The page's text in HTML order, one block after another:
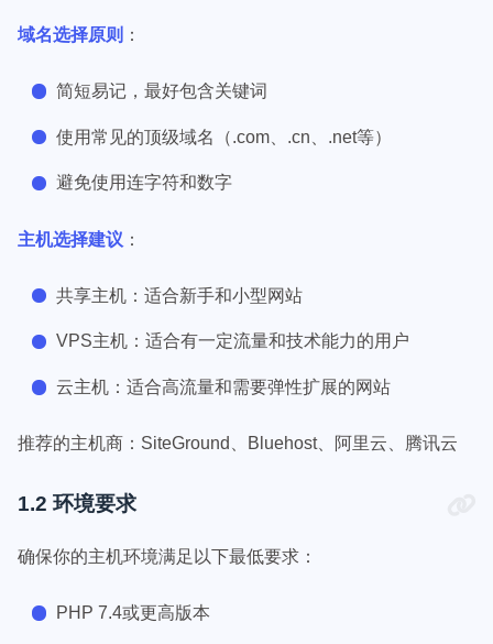
域名选择原则 ：
简短易记，最好包含关键词
使用常见的顶级域名（.com、.cn、.net等）
避免使用连字符和数字
主机选择建议 ：
共享主机：适合新手和小型网站
VPS主机：适合有一定流量和技术能力的用户
云主机：适合高流量和需要弹性扩展的网站
推荐的主机商：SiteGround、Bluehost、阿里云、腾讯云
1.2 环境要求
确保你的主机环境满足以下最低要求：
PHP 7.4或更高版本